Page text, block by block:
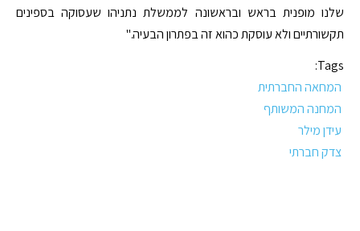
שלנו מופנית בראש ובראשונה לממשלת נתניהו שעסוקה בספינים
תקשורתיים ולא עוסקת כהוא זה בפתרון הבעיה."
Tags:
המחאה החברתית
המחנה המשותף
עידן מילר
צדק חברתי